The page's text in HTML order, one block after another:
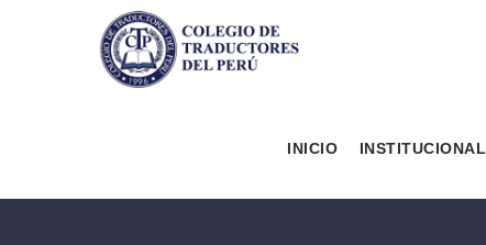
INICIO INSTITUCIONAL